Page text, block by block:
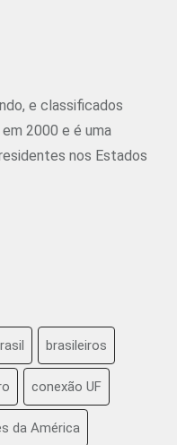
e classificados
2000 e é uma
nos Estados
brasileiros
conexão UF
da América